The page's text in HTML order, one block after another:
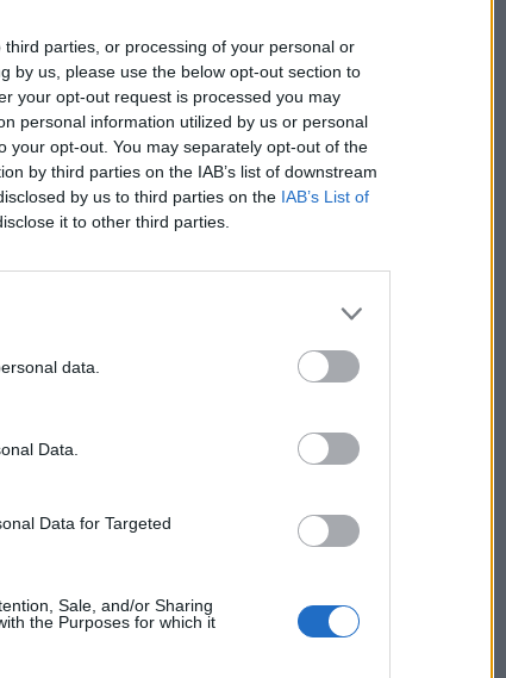
parties, or processing of your personal or
by us, please use the below opt-out section to
your opt-out request is processed you may
personal information utilized by us or personal
your opt-out. You may separately opt-out of the
by third parties on the IAB’s list of downstream
by us to third parties on the IAB’s List of
it to other third parties.
data.
Data.
Data for Targeted
Sale, and/or Sharing
the Purposes for which it